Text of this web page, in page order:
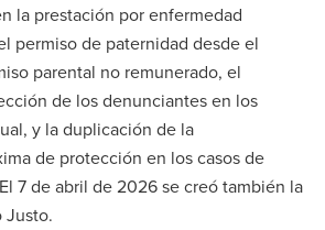
la prestación por enfermedad
permiso de paternidad desde el
parental no remunerado, el
de los denunciantes en los
y la duplicación de la
de protección en los casos de
7 de abril de 2026 se creó también la
Justo.